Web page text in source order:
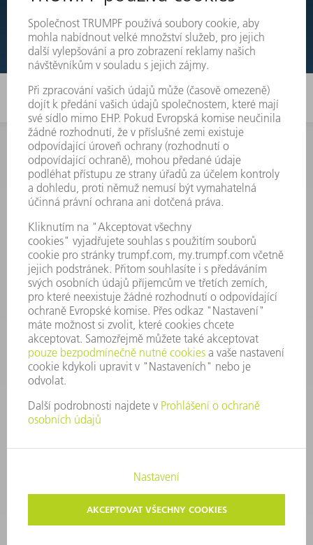
TECHNICKÉ VÝKRESY
INFORMACE
Často kladené dotazy
Všeobecné obchodní podmínky
KONTAKTNÍ ÚDAJE
Náhradní díly
+420 251 106 254
Po - čt 8:00 - 17:00
Pá 8:00 - 16:00
ND@trumpf.com
KONTAKTNÍ ÚDAJE
Nástroje
+420 251 106 250
Po - pá 8:00 - 16:00
nastroje@trumpf.com
OCHRANA DAT
AUTORSKÉ A ZNÁMKOVÉ PRÁVO
PODMÍNKY UŽITÍ